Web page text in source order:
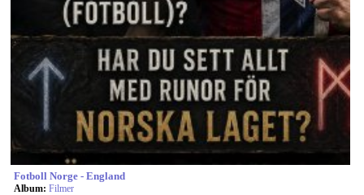
Fotboll Norge - England
Album: Filmer